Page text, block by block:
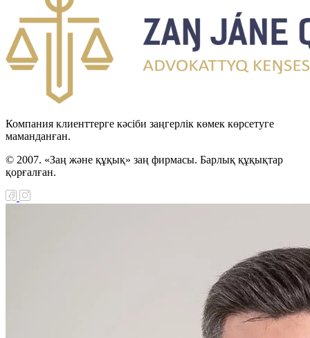
Компания клиенттерге кәсіби заңгерлік көмек көрсетуге
маманданған.
© 2007. «Заң және құқық» заң фирмасы. Барлық құқықтар
қорғалған.